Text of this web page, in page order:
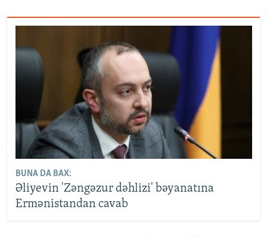
BUNA DA BAX:
Əliyevin 'Zəngəzur dəhlizi' bəyanatına
Ermənistandan cavab